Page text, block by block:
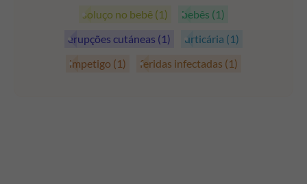
soluço no bebê (1) bebês (1)
erupções cutáneas (1) urticária (1)
impetigo (1) feridas infectadas (1)